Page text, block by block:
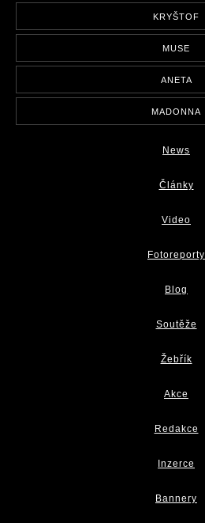
KRYŠTOF
MUSE
ANETA
MADONNA
News
Články
Video
Fotoreporty
Blog
Soutěže
Žebřík
Akce
Redakce
Inzerce
Bannery